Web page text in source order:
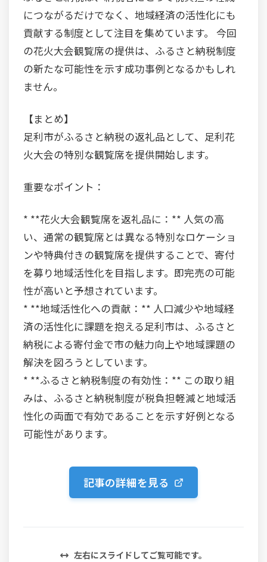
につながるだけでなく、地域経済の活性化にも
貢献する制度として注目を集めています。 今回
の花火大会観覧席の提供は、ふるさと納税制度
の新たな可能性を示す成功事例となるかもしれ
ません。
【まとめ】
足利市がふるさと納税の返礼品として、足利花
火大会の特別な観覧席を提供開始します。
重要なポイント：
* **花火大会観覧席を返礼品に：** 人気の高
い、通常の観覧席とは異なる特別なロケーショ
ンや特典付きの観覧席を提供することで、寄付
を募り地域活性化を目指します。即完売の可能
性が高いと予想されています。
* **地域活性化への貢献：** 人口減少や地域経
済の活性化に課題を抱える足利市は、ふるさと
納税による寄付金で市の魅力向上や地域課題の
解決を図ろうとしています。
* **ふるさと納税制度の有効性：** この取り組
みは、ふるさと納税制度が税負担軽減と地域活
性化の両面で有効であることを示す好例となる
可能性があります。
記事の詳細を見る
左右にスライドしてご覧可能です。